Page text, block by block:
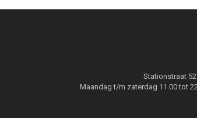
Stationstraat 52
Maandag t/m zaterdag 11.00 tot